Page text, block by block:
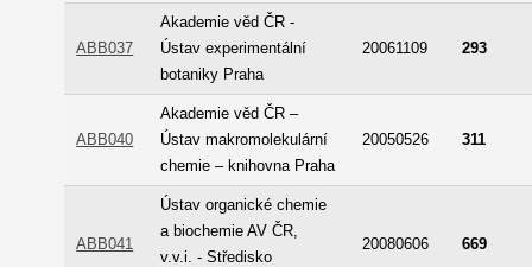
ABB037
Akademie věd ČR -
Ústav experimentální
botaniky Praha
20061109 293
ABB040
Akademie věd ČR –
Ústav makromolekulární
chemie – knihovna Praha
20050526 311
ABB041
Ústav organické chemie
a biochemie AV ČR,
v.v.i. - Středisko
20080606 669